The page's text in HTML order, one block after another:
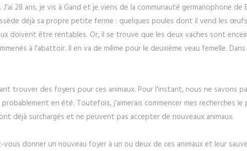
J'ai 28 ans, je vis à Gand et je viens de la communauté germanophone
déjà sa propre petite ferme : quelques poules dont il vend les
doivent être rentables. Or, il se trouve que les deux vaches sont
à l'abattoir. Il en va de même pour le deuxième veau femelle.
trouver des foyers pour ces animaux. Pour l'instant, nous ne savons
en été. Toutefois, j'aimerais commencer mes recherches
déjà surchargés et ne peuvent pas accepter de nouveaux animaux.
donner un nouveau foyer à un ou deux de ces animaux et leur